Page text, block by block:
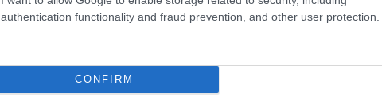
authentication functionality and fraud prevention, and other user protection.
CONFIRM